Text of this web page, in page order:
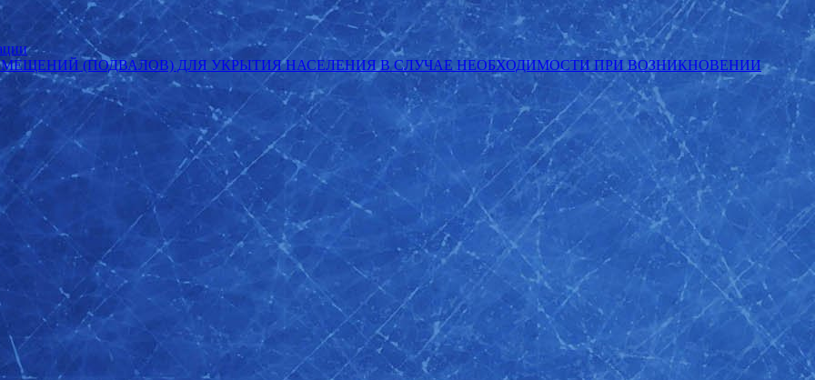
(ПОДВАЛОВ) ДЛЯ УКРЫТИЯ НАСЕЛЕНИЯ В СЛУЧАЕ НЕОБХОДИМОСТИ ПРИ ВОЗНИКНОВЕНИИ